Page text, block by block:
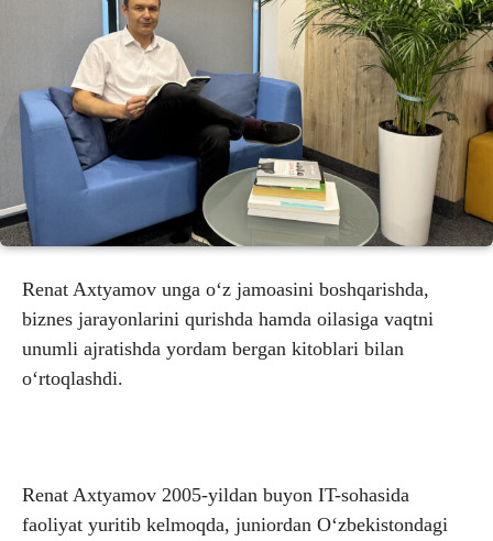
Renat Axtyamov unga o‘z jamoasini boshqarishda,
biznes jarayonlarini qurishda hamda oilasiga vaqtni
unumli ajratishda yordam bergan kitoblari bilan
o‘rtoqlashdi.
Renat Axtyamov 2005-yildan buyon IT-sohasida
faoliyat yuritib kelmoqda, juniordan O‘zbekistondagi